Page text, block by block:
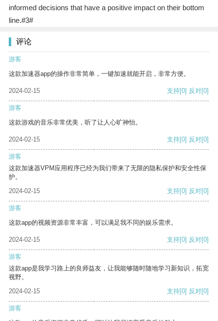
informed decisions that have a positive impact on their bottom
line.#3#
评论
游客
这款加速器app的操作非常简单，一键加速就能开启，非常方便。
2024-02-15 支持[0] 反对[0]
游客
这款游戏的音乐非常优美，听了让人心旷神怡。
2024-02-15 支持[0] 反对[0]
游客
这款加速器VPM应用程序已经为我们带来了无限的隐私保护和安全性保
护。
2024-02-15
支持[0] 反对[0]
游客
这款app的视频资源非常丰富，可以满足我不同的娱乐需求。
2024-02-15 支持[0] 反对[0]
游客
这款app是我学习路上的良师益友，让我能够随时随地学习新知识，拓宽
视野。
2024-02-15
支持[0] 反对[0]
游客